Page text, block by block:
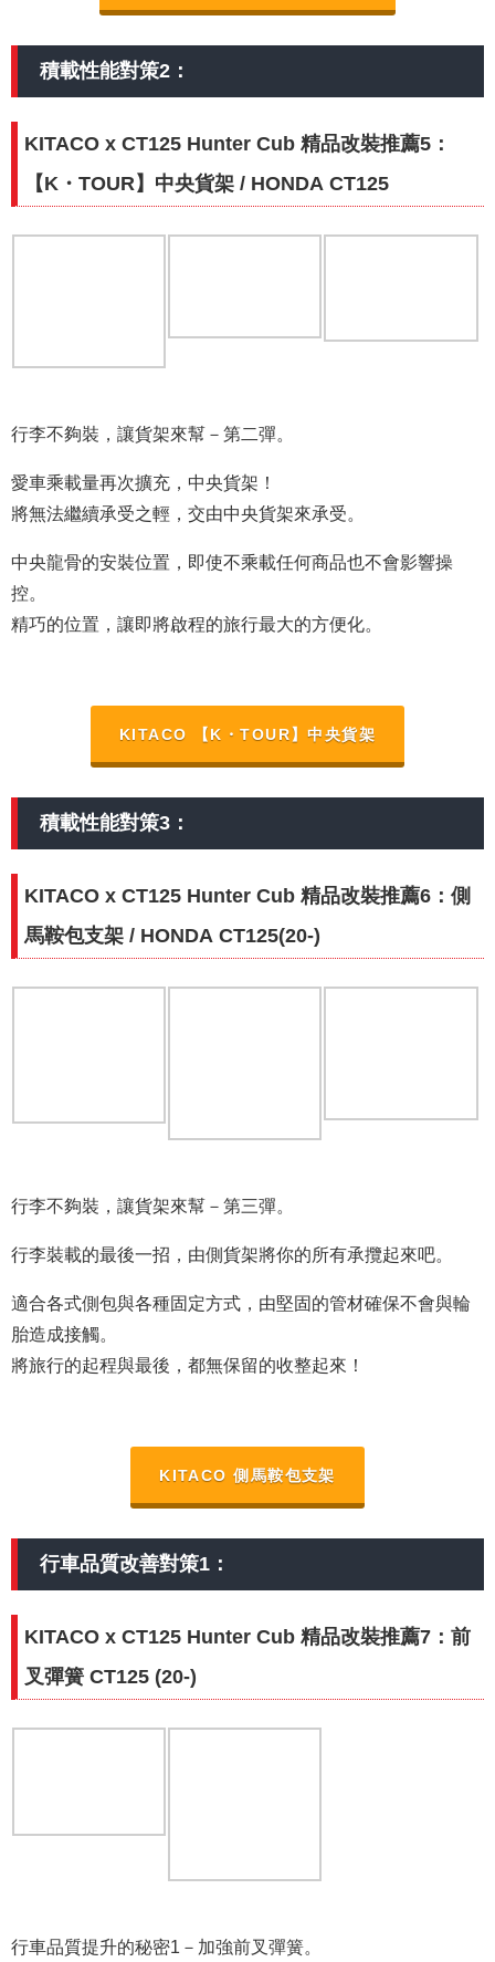
積載性能對策2：
KITACO x CT125 Hunter Cub 精品改裝推薦5：
【K・TOUR】中央貨架 / HONDA CT125
行李不夠裝，讓貨架來幫－第二彈。
愛車乘載量再次擴充，中央貨架！
將無法繼續承受之輕，交由中央貨架來承受。
中央龍骨的安裝位置，即使不乘載任何商品也不會影響操
控。
精巧的位置，讓即將啟程的旅行最大的方便化。
KITACO 【K・TOUR】中央貨架
積載性能對策3：
KITACO x CT125 Hunter Cub 精品改裝推薦6：側
馬鞍包支架 / HONDA CT125(20-)
行李不夠裝，讓貨架來幫－第三彈。
行李裝載的最後一招，由側貨架將你的所有承攬起來吧。
適合各式側包與各種固定方式，由堅固的管材確保不會與輪
胎造成接觸。
將旅行的起程與最後，都無保留的收整起來！
KITACO 側馬鞍包支架
行車品質改善對策1：
KITACO x CT125 Hunter Cub 精品改裝推薦7：前
叉彈簧 CT125 (20-)
行車品質提升的秘密1－加強前叉彈簧。